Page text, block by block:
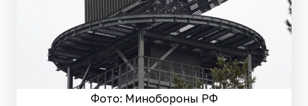
Фото: Минобороны РФ